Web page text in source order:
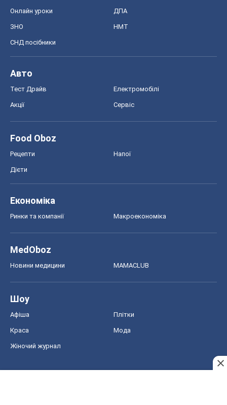
Онлайн уроки ДПА
ЗНО НМТ
СНД посібники
Авто
Тест Драйв Електромобілі
Акції Сервіс
Food Oboz
Рецепти Напої
Дієти
Економіка
Ринки та компанії Макроекономіка
MedOboz
Новини медицини MAMACLUB
Шоу
Афіша Плітки
Краса Мода
Жіночий журнал